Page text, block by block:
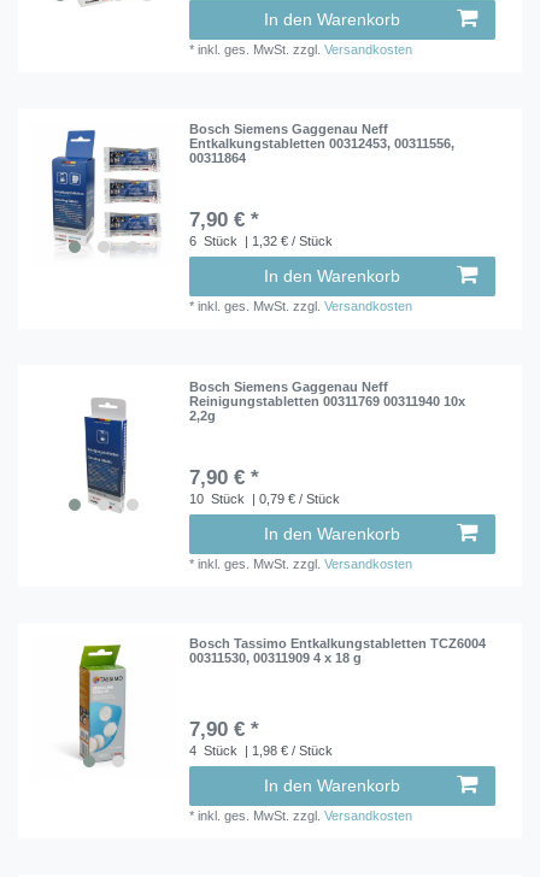
In den Warenkorb
*inkl. ges. MwSt. zzgl.Versandkosten
Bosch Siemens Gaggenau Neff
Entkalkungstabletten 00312453, 00311556,
00311864
7,90 € *
6 Stück | 1,32 € / Stück
In den Warenkorb
*inkl. ges. MwSt. zzgl.Versandkosten
Bosch Siemens Gaggenau Neff
Reinigungstabletten 00311769 00311940 10x
2,2g
7,90 € *
10 Stück | 0,79 € / Stück
In den Warenkorb
*inkl. ges. MwSt. zzgl.Versandkosten
Bosch Tassimo Entkalkungstabletten TCZ6004
00311530, 00311909 4 x 18 g
7,90 € *
4 Stück | 1,98 € / Stück
In den Warenkorb
*inkl. ges. MwSt. zzgl.Versandkosten